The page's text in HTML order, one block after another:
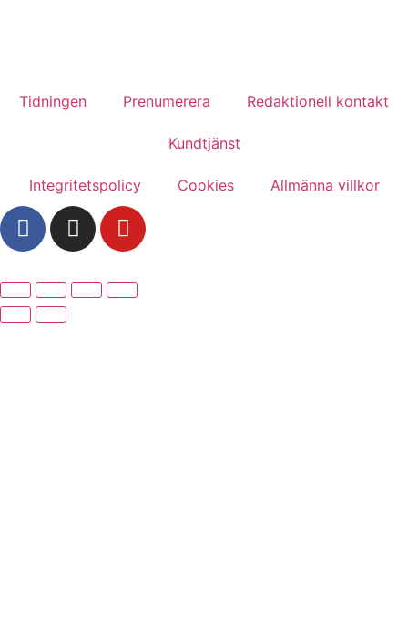
Tidningen Prenumerera Redaktionell kontakt
Kundtjänst
Integritetspolicy Cookies Allmänna villkor